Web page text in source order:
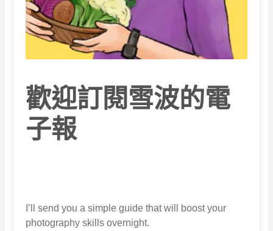
歡迎訂閱雪波的電
子報
I’ll send you a simple guide that will boost your
photography skills overnight.